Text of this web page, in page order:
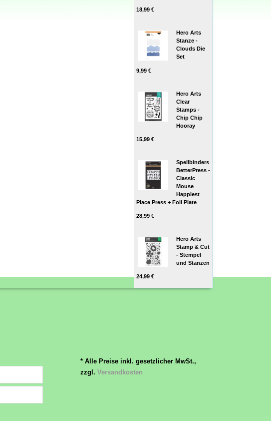
18,99 €
Hero Arts
Stanze -
Clouds Die
Set
9,99 €
Hero Arts
Clear
Stamps -
Chip Chip
Hooray
15,99 €
Spellbinders
BetterPress -
Classic
Mouse
Happiest
Place Press + Foil Plate
28,99 €
Hero Arts
Stamp & Cut
- Stempel
und Stanzen
24,99 €
* Alle Preise inkl. gesetzlicher MwSt.,
zzgl. Versandkosten